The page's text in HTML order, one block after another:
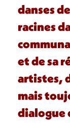
danses
racines
et de sa
artistes,
mais
dialogue